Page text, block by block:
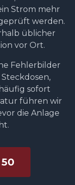
Strom mehr
werden.
üblicher
vor Ort.
Fehlerbilder
sofort
führen wir
die Anlage